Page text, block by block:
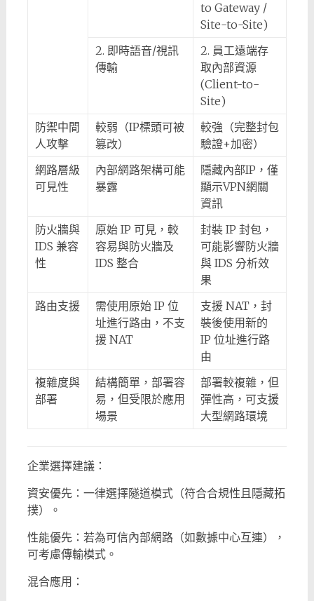
to Gateway /
Site-to-Site)
2. 即時語音/視訊
傳輸
2. 員工遠端存
取內部資源
(Client-to-
Site)
防禦中間
人攻擊
較弱（IP標頭可被
篡改）
較強（完整封包
驗證+加密）
網路層級
可見性
內部網路架構可能
暴露
隱藏內部IP，僅
顯示VPN網關
資訊
防火牆與
IDS 兼容
性
原始 IP 可見，較
容易與防火牆及
IDS 整合
封裝 IP 封包，
可能影響防火牆
與 IDS 分析效
果
路由支援
需使用原始 IP 位
址進行路由，不支
援 NAT
支援 NAT，封
裝後使用新的
IP 位址進行路
由
複雜度與
部署
結構簡單，部署容
易，但受限於應用
場景
部署較複雜，但
彈性高，可支援
大型網路環境
企業選擇建議：
資安優先：一律選擇隧道模式（符合合規性且隱藏拓
撲）。
性能優先：若為可信內部網路（如數據中心互連），
可考慮傳輸模式。
混合應用：